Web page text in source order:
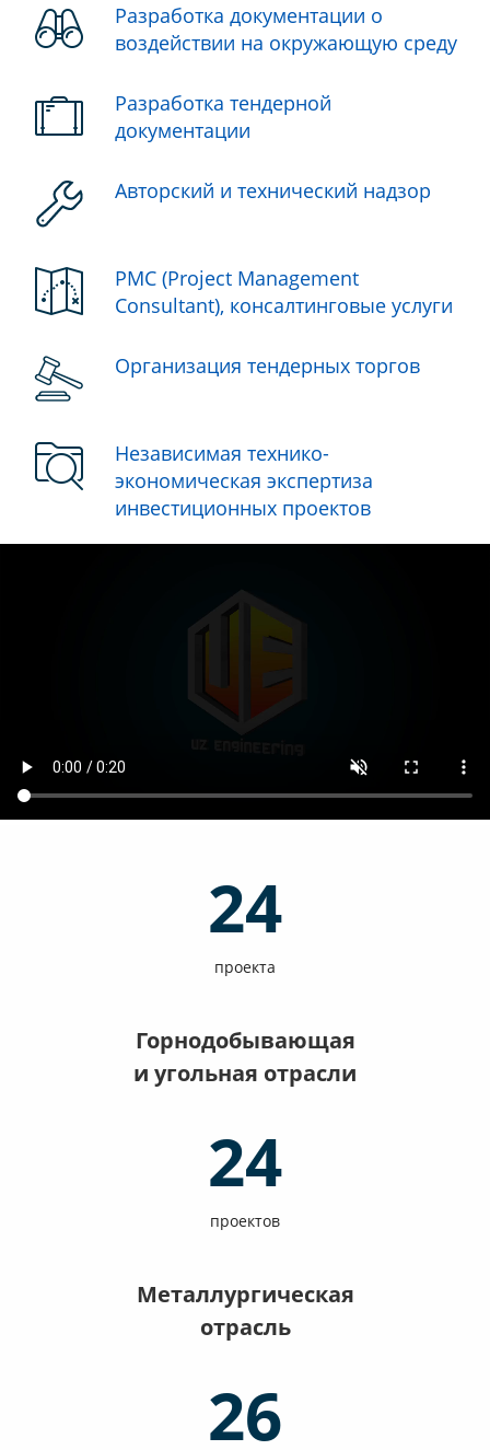
Разработка документации о
воздействии на окружающую среду
Разработка тендерной
документации
Авторский и технический надзор
PMC (Project Management
Consultant), консалтинговые услуги
Организация тендерных торгов
Независимая технико-
экономическая экcпертиза
инвестиционных проектов
24
проекта
Горнодобывающая
и угольная отрасли
24
проектов
Металлургическая
отрасль
26